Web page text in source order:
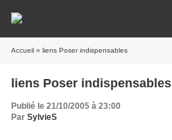
Accueil » liens Poser indispensables
liens Poser indispensables
Publié le 21/10/2005 à 23:00
Par SylvieS